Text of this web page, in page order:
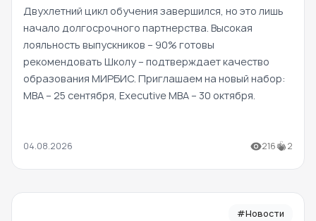
Двухлетний цикл обучения завершился, но это лишь
начало долгосрочного партнерства. Высокая
лояльность выпускников – 90% готовы
рекомендовать Школу – подтверждает качество
образования МИРБИС. Приглашаем на новый набор:
MBA – 25 сентября, Executive MBA – 30 октября.
04.08.2026 216 2
#Новости